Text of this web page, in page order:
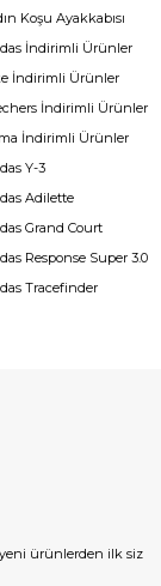
Koşu Ayakkabısı
İndirimli Ürünler
İndirimli Ürünler
İndirimli Ürünler
İndirimli Ürünler
Y-3
Adilette
Grand Court
Response Super 3.0
Tracefinder
ürünlerden ilk siz